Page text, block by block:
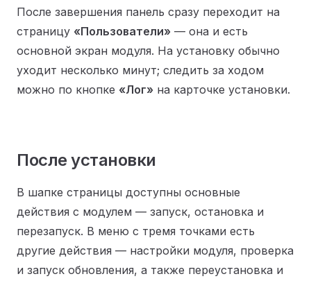
После завершения панель сразу переходит на
страницу «Пользователи» — она и есть
основной экран модуля. На установку обычно
уходит несколько минут; следить за ходом
можно по кнопке «Лог» на карточке установки.
После установки
В шапке страницы доступны основные
действия с модулем — запуск, остановка и
перезапуск. В меню с тремя точками есть
другие действия — настройки модуля, проверка
и запуск обновления, а также переустановка и